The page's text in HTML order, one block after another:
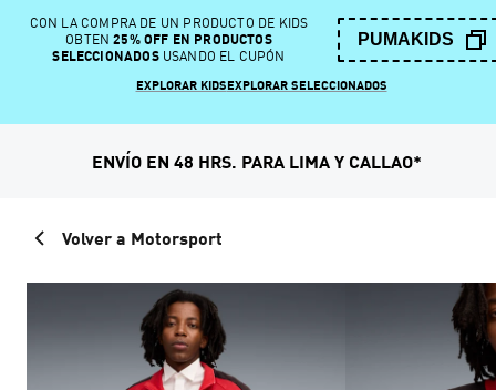
CON LA COMPRA DE UN PRODUCTO DE KIDS
OBTEN 25% OFF EN PRODUCTOS
SELECCIONADOSUSANDO EL CUPÓN
PUMAKIDS
EXPLORAR KIDSEXPLORAR SELECCIONADOS
ENVÍO EN 48 HRS. PARA LIMA Y CALLAO*
Volver a Motorsport